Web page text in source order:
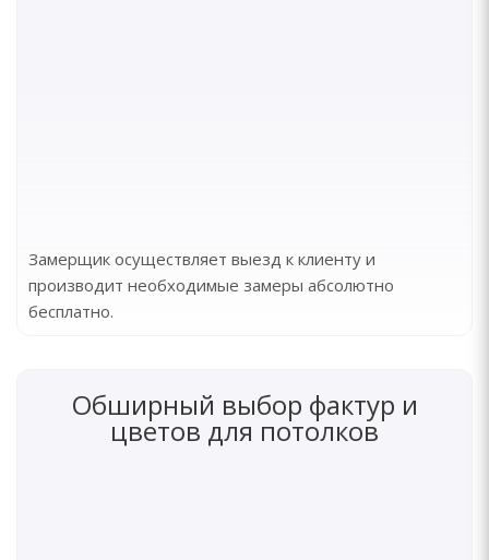
Замерщик осуществляет выезд к клиенту и
производит необходимые замеры абсолютно
бесплатно.
Обширный выбор фактур и
цветов для потолков